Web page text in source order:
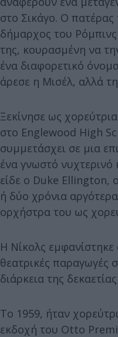
στο Σικάγο. Ο πατέρας
δήμαρχος του
της, κουρασμένη να
ένα διαφορετικό
άρεσε η Μισέλ, αλλά
Ξεκίνησε ως
στο Englewood High
συμμετάσχει σε μια
ένα γνωστό νυχτερινό
είδε ο Duke Ellington,
ή δύο χρόνια
ορχήστρα του ως
Η Νίκολς εμφανίστηκε
θεατρικές παραγωγές
διάρκεια της
Το 1959, ήταν
εκδοχή του Otto